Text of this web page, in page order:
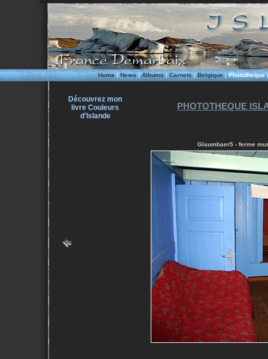
Home|News|Albums|Carnets|Belgique|Phototheque
Découvrez mon
livre Couleurs
d'Islande
PHOTOTHEQUE
Glaumbaer5 - ferme